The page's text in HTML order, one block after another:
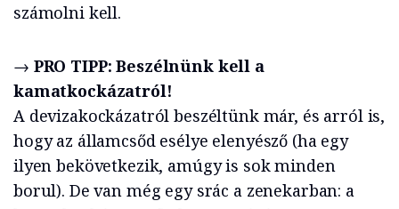
számolni kell.
→ PRO TIPP: Beszélnünk kell a
kamatkockázatról!
A devizakockázatról beszéltünk már, és arról is,
hogy az államcsőd esélye elenyésző (ha egy
ilyen bekövetkezik, amúgy is sok minden
borul). De van még egy srác a zenekarban: a